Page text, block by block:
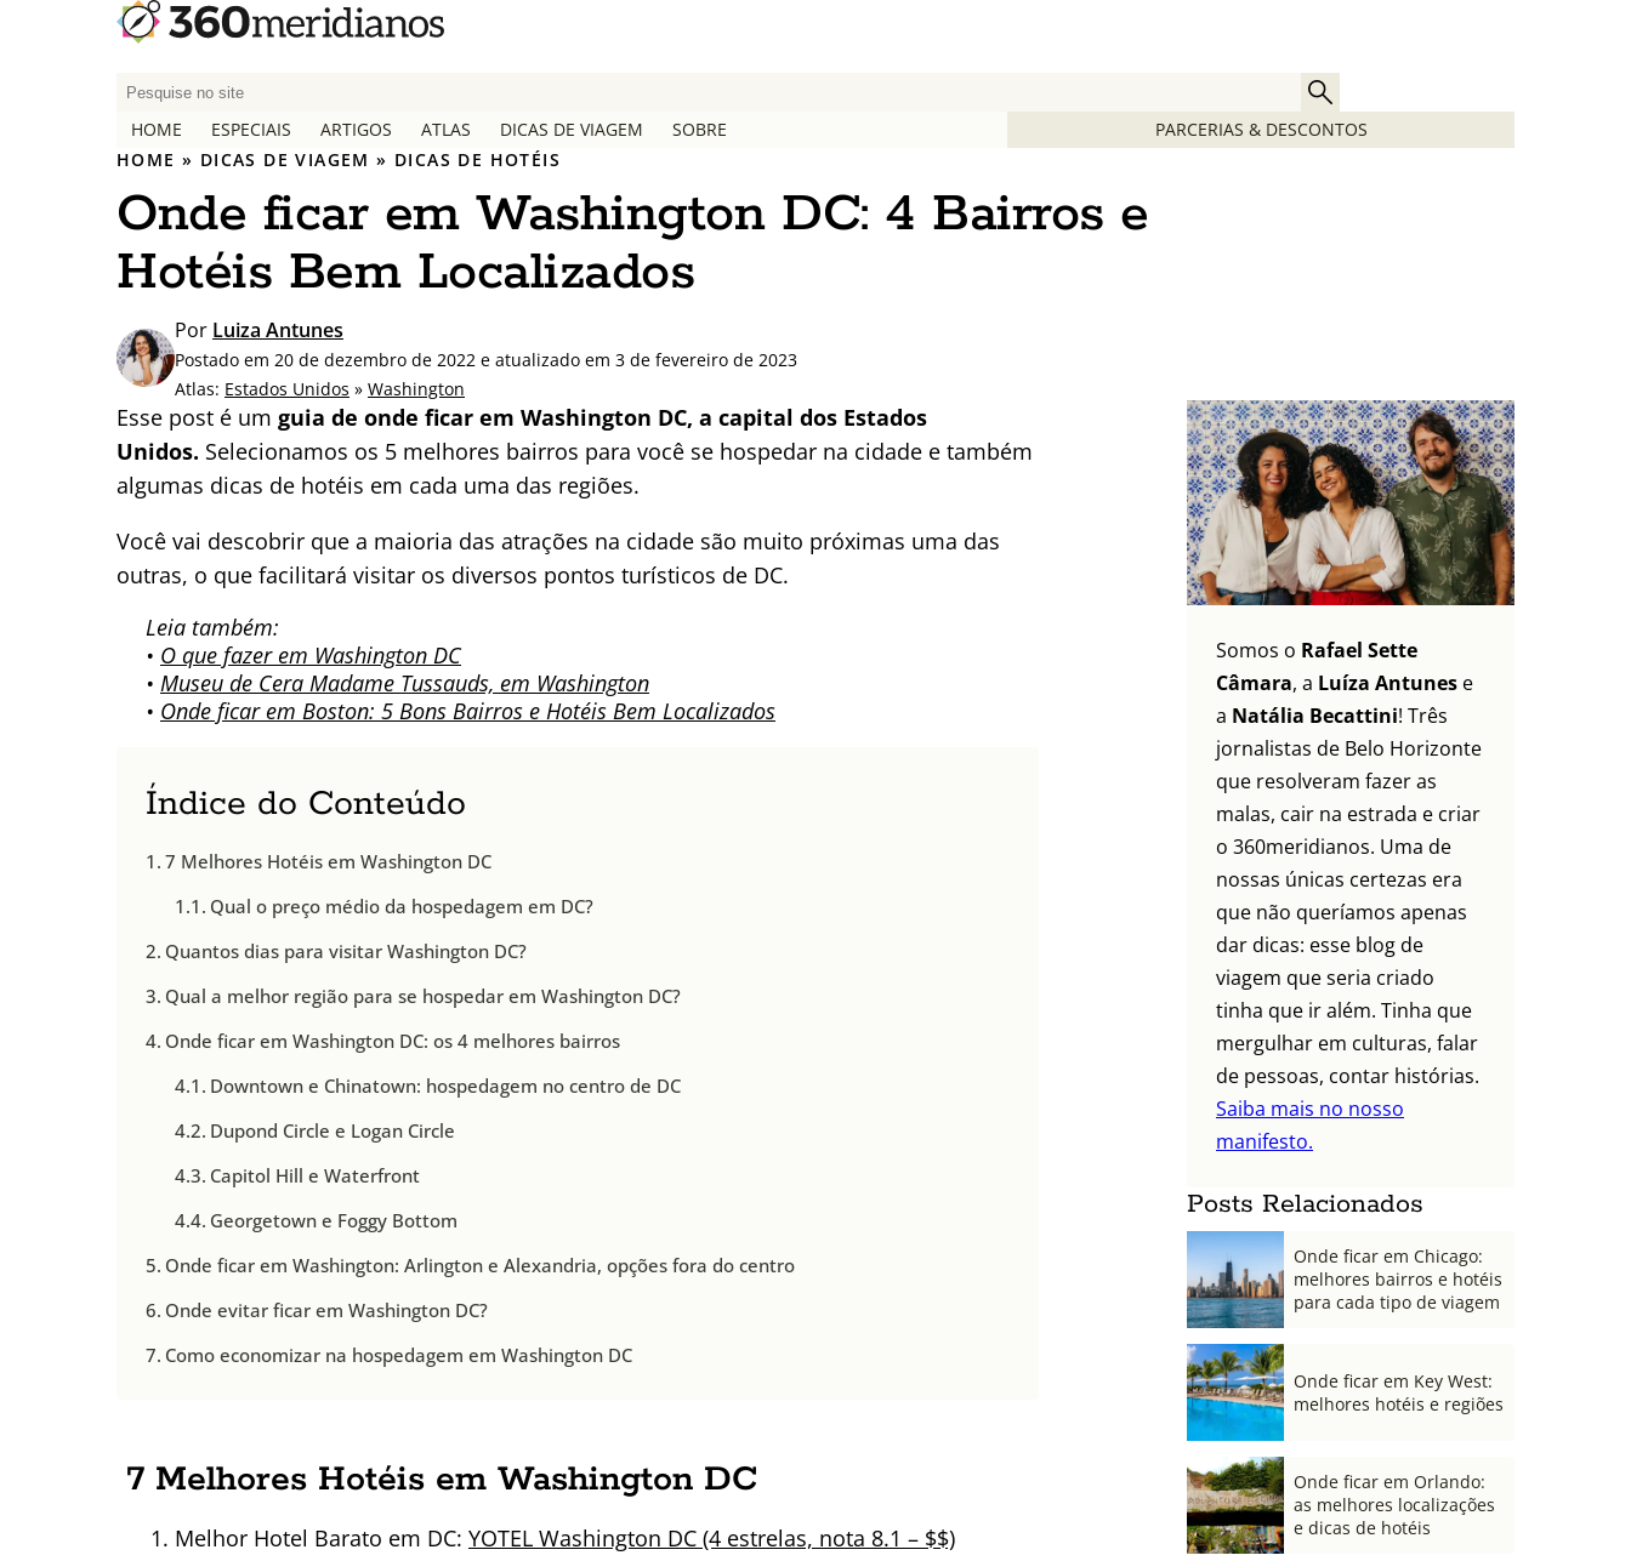
P
q
u
i
s
a
p
o
r
:
HOME ESPECIAIS ARTIGOS ATLAS DICAS DE VIAGEM SOBRE
PARCERIAS & DESCONTOS
HOME » DICAS DE VIAGEM » DICAS DE HOTÉIS
Onde ficar em Washington DC: 4 Bairros e
Hotéis Bem Localizados
Por Luiza Antunes
Postado em 20 de dezembro de 2022 e atualizado em 3 de fevereiro de 2023
Atlas: Estados Unidos » Washington
Esse post é um guia de onde ficar em Washington DC, a capital dos Estados
Unidos. Selecionamos os 5 melhores bairros para você se hospedar na cidade e também
algumas dicas de hotéis em cada uma das regiões.
Você vai descobrir que a maioria das atrações na cidade são muito próximas uma das
outras, o que facilitará visitar os diversos pontos turísticos de DC.
Leia também:
• O que fazer em Washington DC
• Museu de Cera Madame Tussauds, em Washington
• Onde ficar em Boston: 5 Bons Bairros e Hotéis Bem Localizados
Índice do Conteúdo
7 Melhores Hotéis em Washington DC
Qual o preço médio da hospedagem em DC?
Quantos dias para visitar Washington DC?
Qual a melhor região para se hospedar em Washington DC?
Onde ficar em Washington DC: os 4 melhores bairros
Downtown e Chinatown: hospedagem no centro de DC
Dupond Circle e Logan Circle
Capitol Hill e Waterfront
Georgetown e Foggy Bottom
Onde ficar em Washington: Arlington e Alexandria, opções fora do centro
Onde evitar ficar em Washington DC?
Como economizar na hospedagem em Washington DC
7 Melhores Hotéis em Washington DC
Melhor Hotel Barato em DC: YOTEL Washington DC (4 estrelas, nota 8.1 – $$)
Somos o Rafael Sette
Câmara, a Luíza Antunes e
a Natália Becattini! Três
jornalistas de Belo Horizonte
que resolveram fazer as
malas, cair na estrada e criar
o 360meridianos. Uma de
nossas únicas certezas era
que não queríamos apenas
dar dicas: esse blog de
viagem que seria criado
tinha que ir além. Tinha que
mergulhar em culturas, falar
de pessoas, contar histórias.
Saiba mais no nosso
manifesto.
Posts Relacionados
Onde ficar em Chicago:
melhores bairros e hotéis
para cada tipo de viagem
Onde ficar em Key West:
melhores hotéis e regiões
Onde ficar em Orlando:
as melhores localizações
e dicas de hotéis